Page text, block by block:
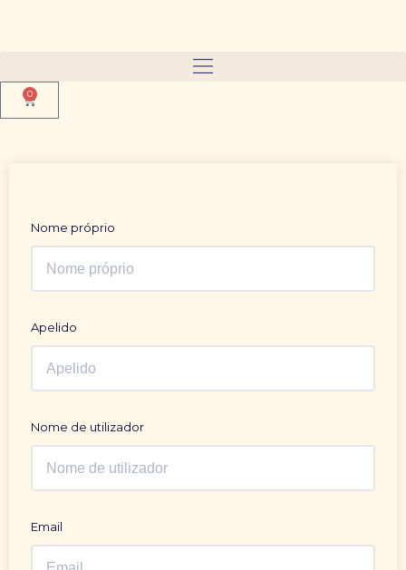
0
Nome próprio
Apelido
Nome de utilizador
Email